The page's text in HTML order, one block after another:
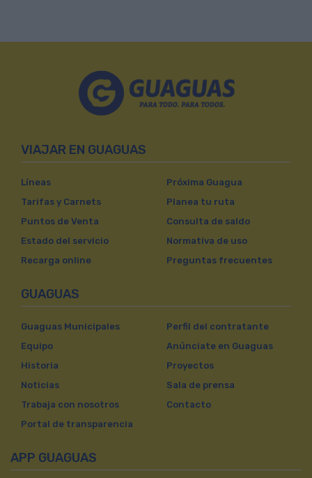
VIAJAR EN GUAGUAS
Líneas
Tarifas y Carnets
Puntos de Venta
Estado del servicio
Recarga online
Próxima Guagua
Planea tu ruta
Consulta de saldo
Normativa de uso
Preguntas frecuentes
GUAGUAS
Guaguas Municipales
Equipo
Historia
Noticias
Trabaja con nosotros
Portal de transparencia
Perfil del contratante
Anúnciate en Guaguas
Proyectos
Sala de prensa
Contacto
APP GUAGUAS